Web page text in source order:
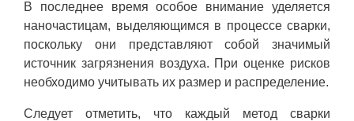
В последнее время особое внимание уделяется
наночастицам, выделяющимся в процессе сварки,
поскольку они представляют собой значимый
источник загрязнения воздуха. При оценке рисков
необходимо учитывать их размер и распределение.
Следует отметить, что каждый метод сварки